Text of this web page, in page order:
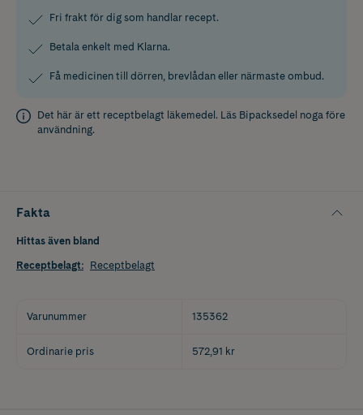
Fri frakt för dig som handlar recept.
Betala enkelt med Klarna.
Få medicinen till dörren, brevlådan eller närmaste ombud.
Det här är ett receptbelagt läkemedel. Läs Bipacksedel noga före
användning.
Fakta
Hittas även bland
Receptbelagt: Receptbelagt
Varunummer 135362
Ordinarie pris 572,91 kr